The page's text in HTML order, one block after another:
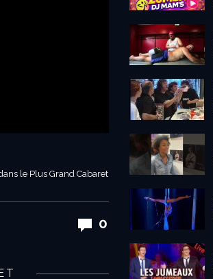
le Plus Grand Cabaret
0